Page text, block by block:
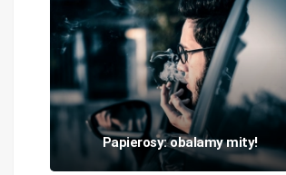
Papierosy: obalamy mity!